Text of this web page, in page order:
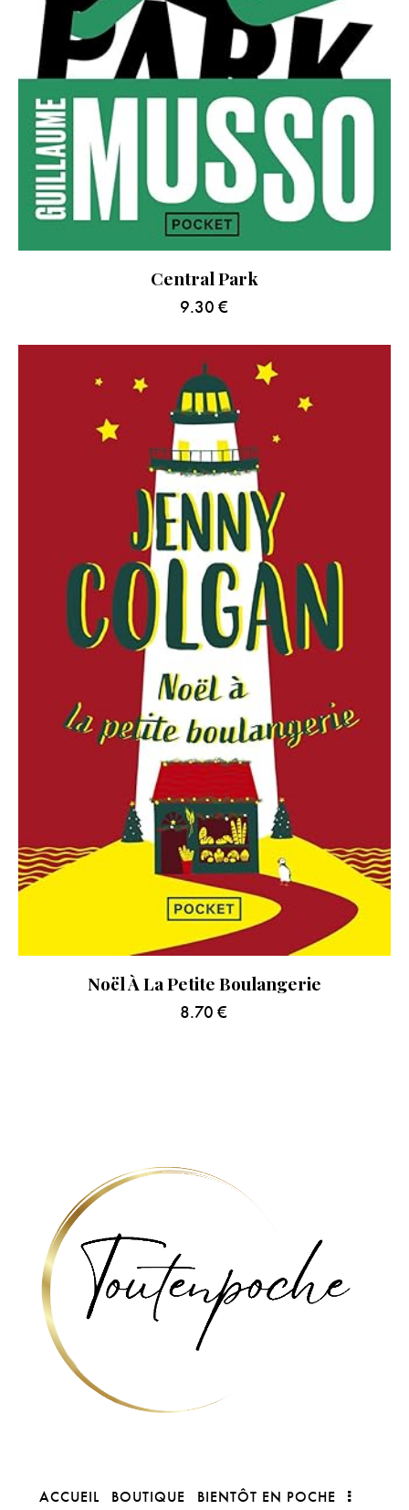
Central Park
9.30 €
Noël À La Petite Boulangerie
8.70 €
ACCUEIL BOUTIQUE BIENTÔT EN POCHE